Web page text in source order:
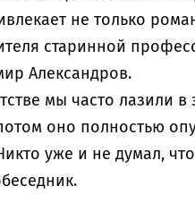
не только
старинной
Александров.
мы часто лазили в
оно полностью
уже и не думал,